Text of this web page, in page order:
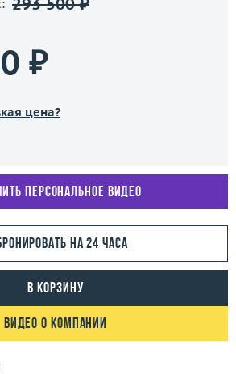
₽
цена?
персональное видео
на 24 часа
В корзину
Видео о компании